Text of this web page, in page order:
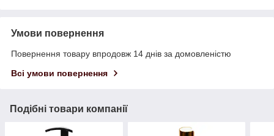
Умови повернення
Повернення товару впродовж 14 днів за домовленістю
Всі умови повернення
Подібні товари компанії